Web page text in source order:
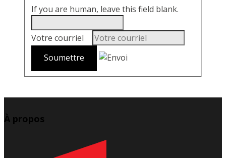
If you are human, leave this field blank.
Votre courriel
À propos